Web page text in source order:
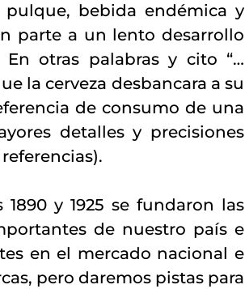
bebida endémica y
parte a un lento desarrollo
otras palabras y cito “…
la cerveza desbancara a su
de consumo de una
detalles y precisiones
y 1925 se fundaron las
de nuestro país e
en el mercado nacional e
pero daremos pistas para